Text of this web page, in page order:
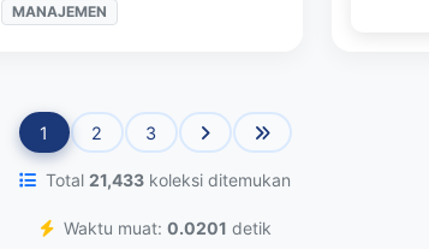
MANAJEMEN
1 2 3
Total 21,433 koleksi ditemukan
Waktu muat: 0.0201 detik